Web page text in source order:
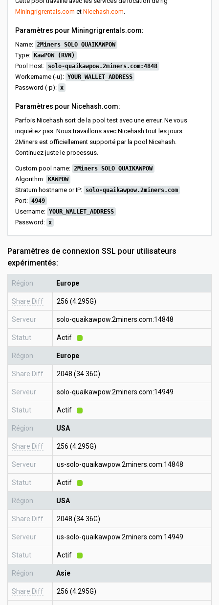
Miningrigrentals.com et Nicehash.com.
Paramètres pour Miningrigrentals.com:
Name: 2Miners SOLO QUAIKAWPOW
Type: KawPOW (RVN)
Pool Host: solo-quaikawpow.2miners.com:4848
Workername (-u): YOUR_WALLET_ADDRESS
Password (-p): x
Paramètres pour Nicehash.com:
Parfois Nicehash sort de la pool test avec une erreur. Ne vous
inquiétez pas. Nous travaillons avec Nicehash tout les jours.
2Miners est officiellement supporté par la pool Nicehash.
Continuez juste le processus.
Custom pool name: 2Miners SOLO QUAIKAWPOW
Algorithm: KAWPOW
Stratum hostname or IP: solo-quaikawpow.2miners.com
Port: 4949
Username: YOUR_WALLET_ADDRESS
Password: x
Paramètres de connexion SSL pour utilisateurs
expérimentés:
Région Europe
Share Diff 256 (4.295G)
Serveur solo-quaikawpow.2miners.com:14848
Statut Actif
Région Europe
Share Diff 2048 (34.36G)
Serveur solo-quaikawpow.2miners.com:14949
Statut Actif
Région USA
Share Diff 256 (4.295G)
Serveur us-solo-quaikawpow.2miners.com:14848
Statut Actif
Région USA
Share Diff 2048 (34.36G)
Serveur us-solo-quaikawpow.2miners.com:14949
Statut Actif
Région Asie
Share Diff 256 (4.295G)